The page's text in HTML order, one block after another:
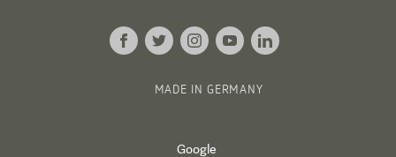
MADE IN GERMANY
Google